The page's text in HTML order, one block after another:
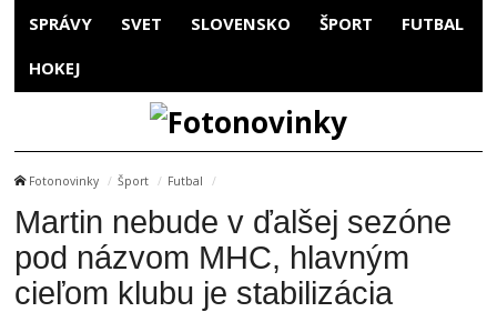
SPRÁVY SVET SLOVENSKO ŠPORT FUTBAL
HOKEJ
Fotonovinky Šport Futbal
Martin nebude v ďalšej sezóne
pod názvom MHC, hlavným
cieľom klubu je stabilizácia